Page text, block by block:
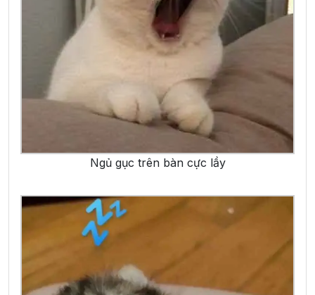
Ngủ gục trên bàn cực lầy